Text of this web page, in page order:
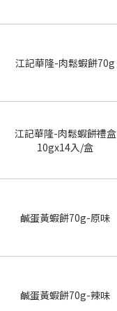
江記華隆-肉鬆蝦餅70g
江記華隆-肉鬆蝦餅禮盒
10gx14入/盒
鹹蛋黃蝦餅70g-原味
鹹蛋黃蝦餅70g-辣味